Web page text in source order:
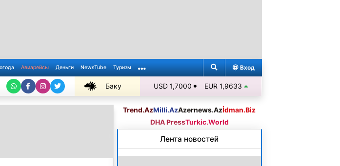
Авиарейсы Деньги NewsTube Туризм Вход
Баку
+29℃
USD 1,7000 EUR 1,9633
Trend.AzMilli.AzAzernews.Azİdman.Biz
DHA PressTurkic.World
Лента новостей